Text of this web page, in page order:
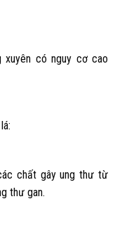
có nguy cơ cao
chất gây ung thư từ
thư gan.